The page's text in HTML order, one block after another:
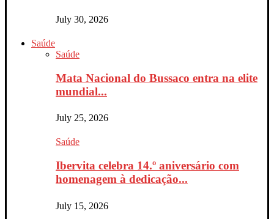
July 30, 2026
Saúde
Saúde
Mata Nacional do Bussaco entra na elite
mundial...
July 25, 2026
Saúde
Ibervita celebra 14.º aniversário com
homenagem à dedicação...
July 15, 2026